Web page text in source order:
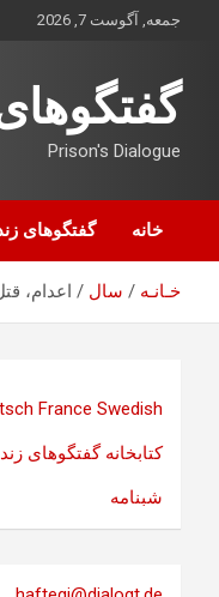
جمعه, آگوست 7, 2026
Prison's Dialogue
خانه گفتگوهای
خـانـه سال اعدام،
France Swedish
کتابخانه گفتگوهای
شبنامه